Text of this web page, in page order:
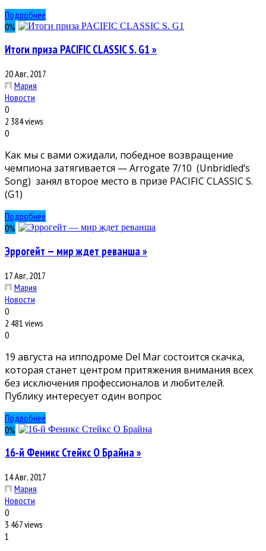
Подробнее
0%
Итоги приза PACIFIC CLASSIC S. G1 »
20 Авг, 2017
Мария
Новости
0
2 384 views
0
Как мы с вами ожидали, победное возвращение
чемпиона затягивается — Arrogate 7/10 (Unbridled’s
Song) занял второе место в призе PACIFIC CLASSIC S.
(G1)
Подробнее
0%
Эррогейт — мир ждет реванша »
17 Авг, 2017
Мария
Новости
0
2 481 views
0
19 августа на ипподроме Del Mar состоится скачка,
которая станет центром притяжения внимания всех
без исключения профессионалов и любителей.
Публику интересует один вопрос
Подробнее
0%
16-й Феникс Стейкс О Брайна »
14 Авг, 2017
Мария
Новости
0
3 467 views
1